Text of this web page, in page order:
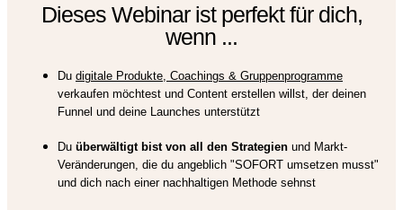
Dieses Webinar ist perfekt für dich,
wenn ...
Du digitale Produkte, Coachings & Gruppenprogramme
verkaufen möchtest und Content erstellen willst, der deinen
Funnel und deine Launches unterstützt
Du überwältigt bist von all den Strategien und Markt-
Veränderungen, die du angeblich "SOFORT umsetzen musst"
und dich nach einer nachhaltigen Methode sehnst